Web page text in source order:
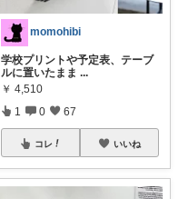
momohibi
学校プリントや予定表、テーブ
ルに置いたまま ...
￥ 4,510
1 0 67
コレ いいね